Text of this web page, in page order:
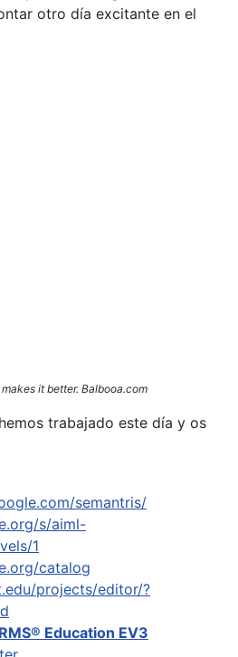
otro día excitante en el
makes it better. Balbooa.com
trabajado este día y os
semantris/
s/aiml-
1
catalog
projects/editor/?
Education EV3